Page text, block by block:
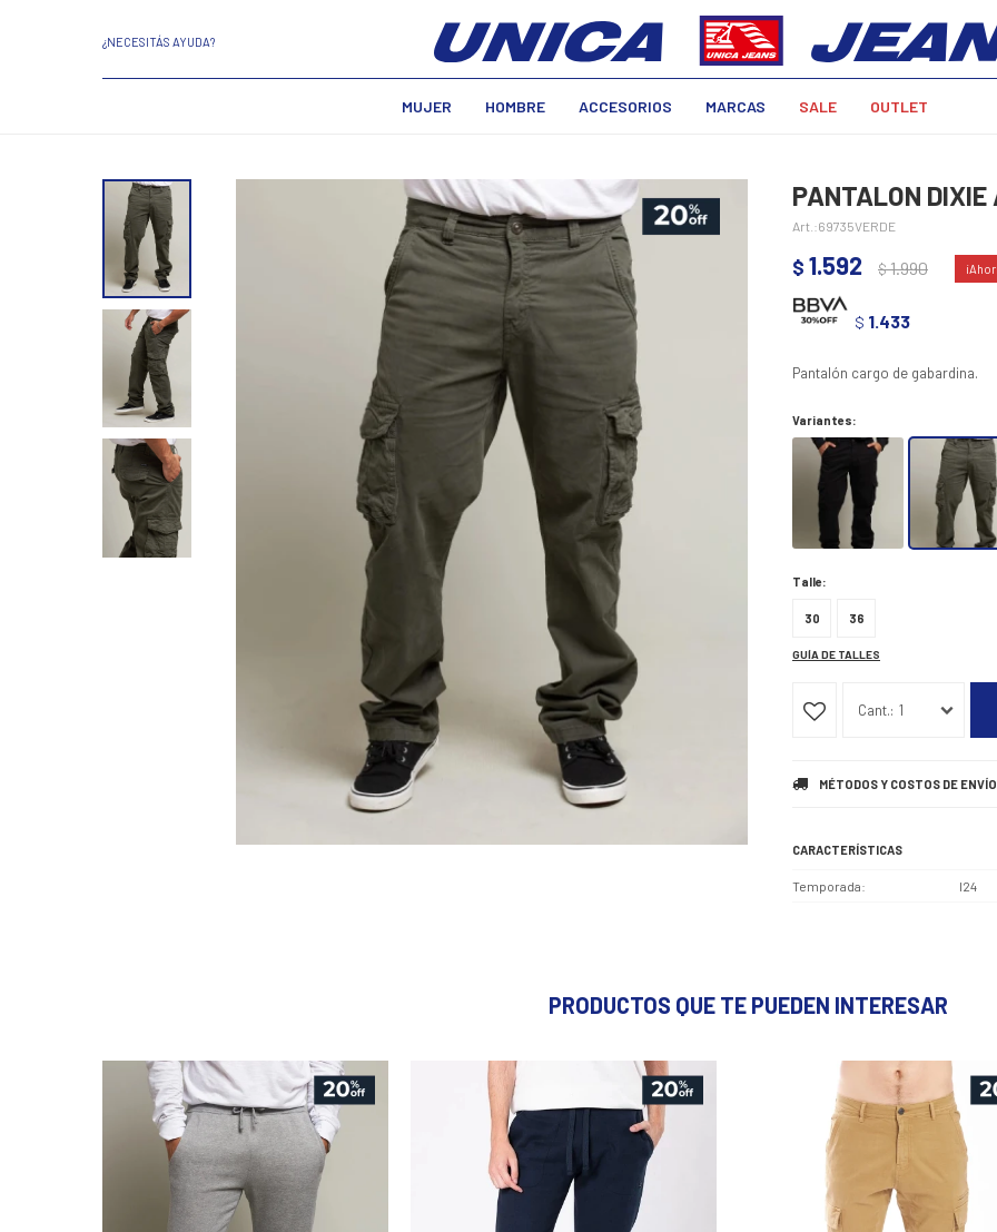
MUJER HOMBRE ACCESORIOS MARCAS SALE OUTLET
¿NECESITÁS AYUDA?
PANTALON DIXIE
69735VERDE
$ 1.592 $1.990
$ 1.433
Pantalón cargo de gabardina.
Variantes:
Talle:
30 36
GUÍA DE TALLES
1
MÉTODOS Y COSTOS DE ENVÍO
CARACTERÍSTICAS
Temporada I24
PRODUCTOS QUE TE PUEDEN INTERESAR